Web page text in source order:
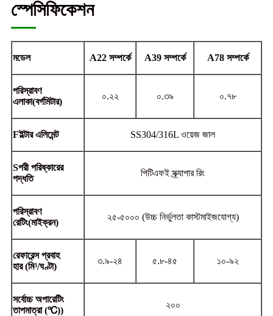
স্পেসিফিকেশন
মডেল A22 সম্পর্কে A39 সম্পর্কে A78 সম্পর্কে
পরিস্রাবণ
এলাকা(বর্গমিটার)
০.২২ ০.৩৯ ০.৭৮
Fইল্টার এলিমেন্ট SS304/316L ওয়েজ জাল
Sপরী পরিষ্কারের
পদ্ধতি
পিটিএফই স্ক্র্যাপার রিং
পরিস্রাবণ
রেটিং(মাইক্রন)
২৫-৫০০০ (উচ্চ নির্ভুলতা কাস্টমাইজযোগ্য)
রেফারেন্স প্রবাহ
হার (মি³/ঘণ্টা)
৩.৯-২৪ ৫.৮-৪৫ ১০-৯২
সর্বোচ্চ অপারেটিং
তাপমাত্রা (℃))
২০০